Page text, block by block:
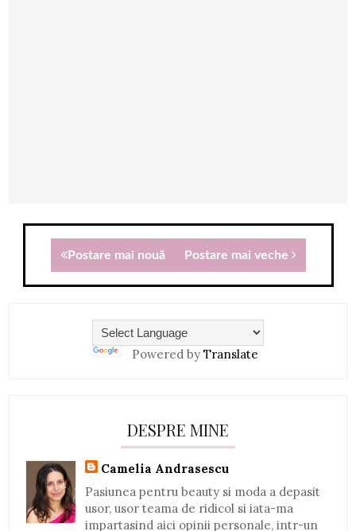
Postare mai nouă Postare mai veche
Powered by Translate
DESPRE MINE
Camelia Andrasescu
Pasiunea pentru beauty si moda a depasit
usor, usor teama de ridicol si iata-ma
impartasind aici opinii personale, intr-un